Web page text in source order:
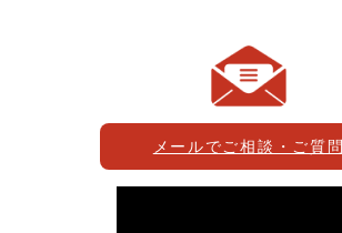
メールでご相談・ご質問